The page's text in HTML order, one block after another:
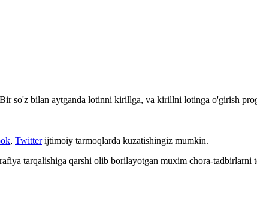
bilan aytganda lotinni kirillga, va kirillni lotinga o'girish
, Twitter ijtimoiy tarmoqlarda kuzatishingiz mumkin.
tarqalishiga qarshi olib borilayotgan muxim chora-